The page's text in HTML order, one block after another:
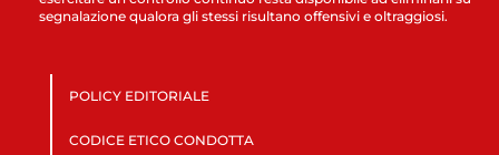
segnalazione qualora gli stessi risultano offensivi e oltraggiosi.
POLICY EDITORIALE
CODICE ETICO CONDOTTA